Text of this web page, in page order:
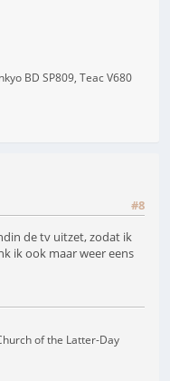
BD SP809, Teac V680
#8
de tv uitzet, zodat ik
ik ook maar weer eens
of the Latter-Day